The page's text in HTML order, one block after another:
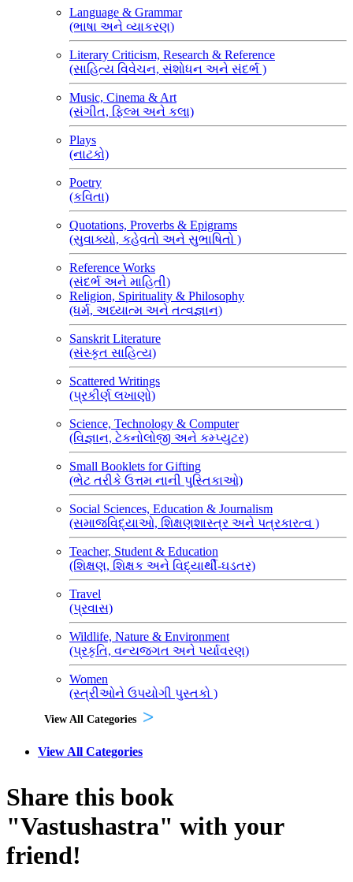
Language & Grammar
(ભાષા અને વ્યાકરણ)
Literary Criticism, Research & Reference
(સાહિત્ય વિવેચન, સંશોધન અને સંદર્ભ )
Music, Cinema & Art
(સંગીત, ફિલ્મ અને કલા)
Plays
(નાટકો)
Poetry
(કવિતા)
Quotations, Proverbs & Epigrams
(સુવાક્યો, કહેવતો અને સુભાષિતો )
Reference Works
(સંદર્ભ અને માહિતી)
Religion, Spirituality & Philosophy
(ધર્મ, અધ્યાત્મ અને તત્વજ્ઞાન)
Sanskrit Literature
(સંસ્કૃત સાહિત્ય)
Scattered Writings
(પ્રકીર્ણ લખાણો)
Science, Technology & Computer
(વિજ્ઞાન, ટેકનોલોજી અને કમ્પ્યુટર)
Small Booklets for Gifting
(ભેટ તરીકે ઉત્તમ નાની પુસ્તિકાઓ)
Social Sciences, Education & Journalism
(સમાજવિદ્યાઓ, શિક્ષણશાસ્ત્ર અને પત્રકારત્વ )
Teacher, Student & Education
(શિક્ષણ, શિક્ષક અને વિદ્યાર્થી-ઘડતર)
Travel
(પ્રવાસ)
Wildlife, Nature & Environment
(પ્રકૃતિ, વન્યજગત અને પર્યાવરણ)
Women
(સ્ત્રીઓને ઉપયોગી પુસ્તકો )
View All Categories
View All Categories
Share this book
"Vastushastra" with your
friend!